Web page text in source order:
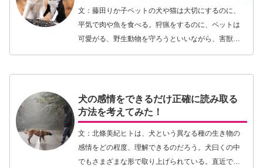
文：藤田りか子ペットの犬や猫は大切にするのに、
平気で肉や魚を食べる。狩猟をするのに、ペットは
可愛がる、野生動物を守ろうといいながら、害獣の
犬の感情をできるだけ正確に読み取る
方法を考えてみた！
文：北條美紀ヒトは、犬という異なる種の生き物の
感情をどの程度、理解できるのだろう。犬曰くの中
でもさまざまな形で取り上げられている。直近で